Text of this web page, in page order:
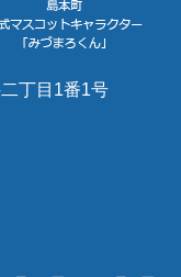
丁目1番1号